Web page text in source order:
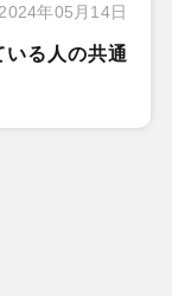
2024年05月14日
る人の共通